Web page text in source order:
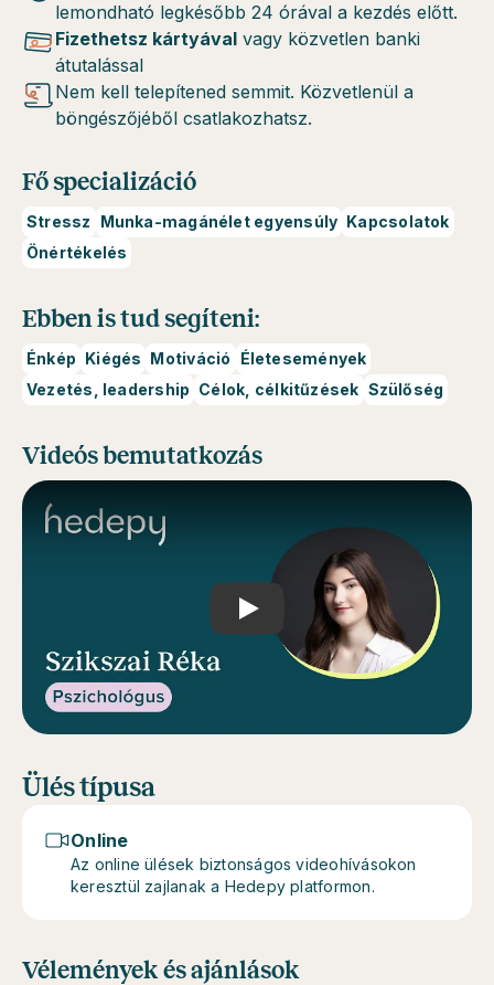
lemondható legkésőbb 24 órával a kezdés előtt.
Fizethetsz kártyával vagy közvetlen banki
átutalással
Nem kell telepítened semmit. Közvetlenül a
böngészőjéből csatlakozhatsz.
Fő specializáció
Stressz Munka-magánélet egyensúly Kapcsolatok
Önértékelés
Ebben is tud segíteni:
Énkép Kiégés Motiváció
Életesemények
Vezetés, leadership Célok, célkitűzések Szülőség
Videós bemutatkozás
Play
Ülés típusa
Online
Az online ülések biztonságos videohívásokon
keresztül zajlanak a Hedepy platformon.
Vélemények és ajánlások